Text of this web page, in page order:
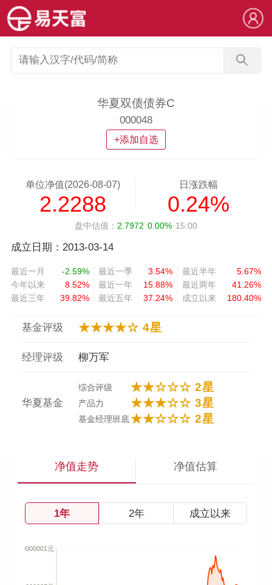
华夏双债债券C
000048
+添加自选
单位净值(2026-08-07)
2.2288
日涨跌幅
0.24%
盘中估值： 2.7972 0.00% 15:00
成立日期：2013-03-14
最近一月 -2.59% 最近一季 3.54% 最近半年
5.67%
今年以来
8.52% 最近一年 15.88% 最近两年
41.26%
最近三年
39.82% 最近五年 37.24% 成立以来 180.40%
基金评级 ★★★★☆ 4星
经理评级 柳万军
华夏基金
综合评级 ★★☆☆☆ 2星
产品力 ★★★☆☆ 3星
基金经理班底★★☆☆☆ 2星
净值走势 净值估算
1年 2年 成立以来